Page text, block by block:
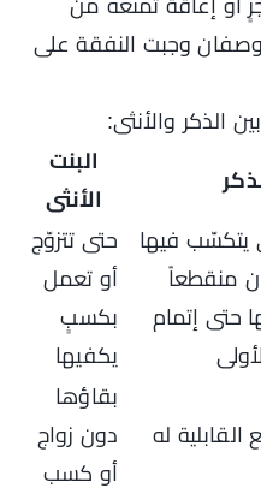
أو إعاقة تمنعه من
وجبت النفقة على
الذكر والأنثى:
البنت
الأنثى
يتكسّب فيها
منقطعاً
حتى إتمام
حتى تتزوّج
أو تعمل
بكسبٍ
يكفيها
القابلية له
بقاؤها
دون زواج
أو كسب